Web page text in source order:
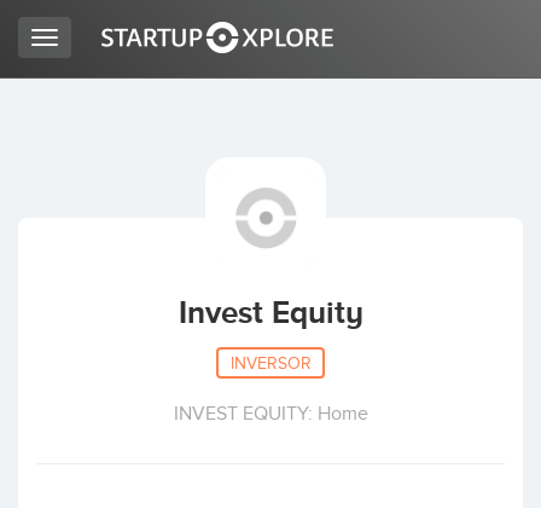
Toggle
navigation
Invest Equity
INVERSOR
INVEST EQUITY: Home